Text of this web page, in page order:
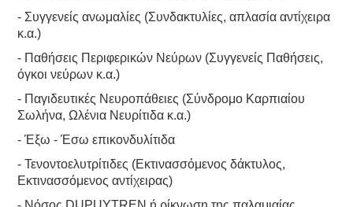
- Συγγενείς ανωμαλίες (Συνδακτυλίες, απλασία αντίχειρα
κ.α.)
- Παθήσεις Περιφερικών Νεύρων (Συγγενείς Παθήσεις,
όγκοι νεύρων κ.α.)
- Παγιδευτικές Νευροπάθειες (Σύνδρομο Καρπιαίου
Σωλήνα, Ωλένια Νευρίτιδα κ.α.)
- Έξω - Έσω επικονδυλίτιδα
- Τενοντοελυτρίτιδες (Εκτινασσόμενος δάκτυλος,
Εκτινασσόμενος αντίχειρας)